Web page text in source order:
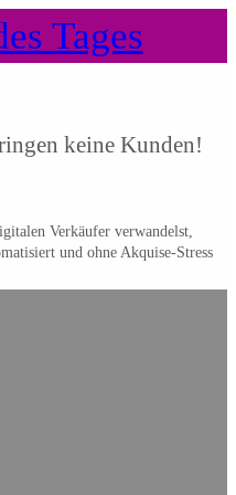
Tages
keine Kunden!
Verkäufer verwandelst,
und ohne Akquise-Stress